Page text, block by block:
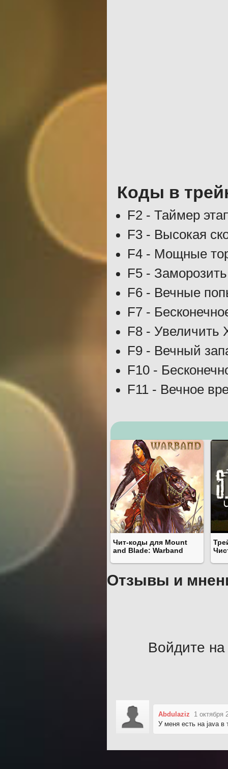
Коды в
F2 - Таймер
F3 - Высокая
F4 - Мощные
F5 -
F6 - Вечные
F7 -
F8 - Увеличить
F9 - Вечный
F10 -
F11 - Вечное
Чит-коды для Mount
and Blade: Warband
Отзывы и
Войдите на
Abdulaziz
1 октября
У меня есть на java в